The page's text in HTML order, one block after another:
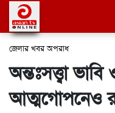
জেলার খবর অপরাধ
অন্তঃসত্ত্বা
আত্মগোপনেও